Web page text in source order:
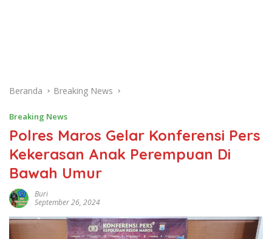
Beranda Breaking News
Breaking News
Polres Maros Gelar Konferensi Pers
Kekerasan Anak Perempuan Di
Bawah Umur
Buri
September 26, 2024